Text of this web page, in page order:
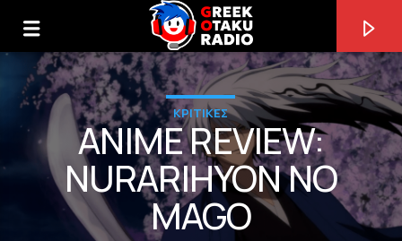
0:00
ΚΡΙΤΙΚΕΣ
ANIME REVIEW:
NURARIHYON NO
MAGO